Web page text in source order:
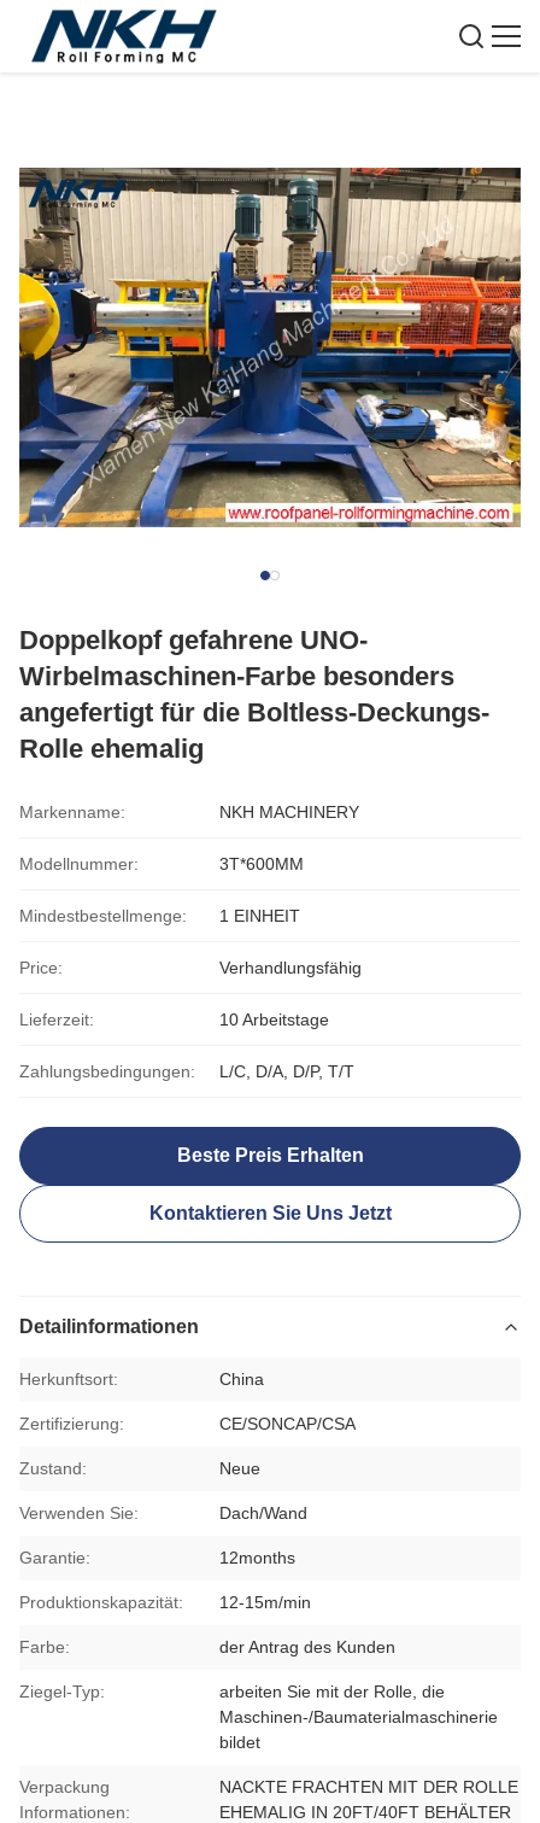
Doppelkopf gefahrene UNO-
Wirbelmaschinen-Farbe besonders
angefertigt für die Boltless-Deckungs-
Rolle ehemalig
Markenname: NKH MACHINERY
Modellnummer: 3T*600MM
Mindestbestellmenge: 1 EINHEIT
Price: Verhandlungsfähig
Lieferzeit: 10 Arbeitstage
Zahlungsbedingungen: L/C, D/A, D/P, T/T
Beste Preis Erhalten
Kontaktieren Sie Uns Jetzt
Detailinformationen
Herkunftsort: China
Zertifizierung: CE/SONCAP/CSA
Zustand: Neue
Verwenden Sie: Dach/Wand
Garantie: 12months
Produktionskapazität: 12-15m/min
Farbe: der Antrag des Kunden
Ziegel-Typ:
arbeiten Sie mit der Rolle, die
Maschinen-/Baumaterialmaschinerie
bildet
Verpackung
Informationen:
NACKTE FRACHTEN MIT DER ROLLE
EHEMALIG IN 20FT/40FT BEHÄLTER